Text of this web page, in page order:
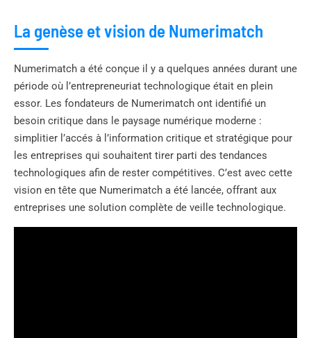
La genèse et vision de Numerimatch
Numerimatch a été conçue il y a quelques années durant une
période où l’entrepreneuriat technologique était en plein
essor. Les fondateurs de Numerimatch ont identifié un
besoin critique dans le paysage numérique moderne :
simplitier l’accés à l’information critique et stratégique pour
les entreprises qui souhaitent tirer parti des tendances
technologiques afin de rester compétitives. C’est avec cette
vision en tête que Numerimatch a été lancée, offrant aux
entreprises une solution complète de veille technologique.